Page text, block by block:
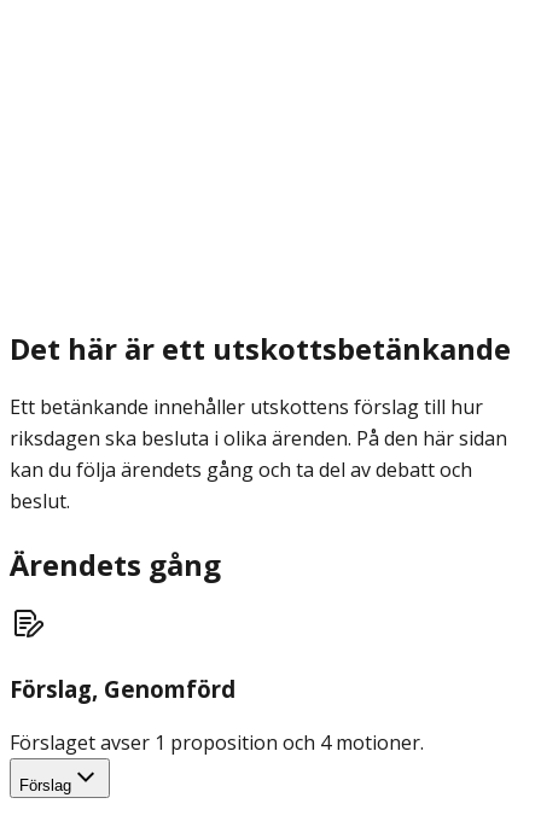
Det här är ett utskottsbetänkande
Ett betänkande innehåller utskottens förslag till hur
riksdagen ska besluta i olika ärenden. På den här sidan
kan du följa ärendets gång och ta del av debatt och
beslut.
Ärendets gång
Förslag, Genomförd
Förslaget avser 1 proposition och 4 motioner.
Förslag